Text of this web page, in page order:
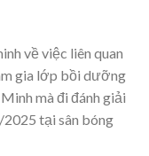
về việc liên quan
gia lớp bồi dưỡng
mà đi đánh giải
tại sân bóng